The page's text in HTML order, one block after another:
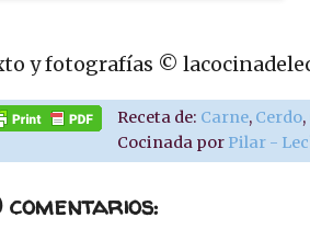
y fotografías ©
Receta de: Carne, Cerdo,
Cocinada por Pilar -
comentarios: